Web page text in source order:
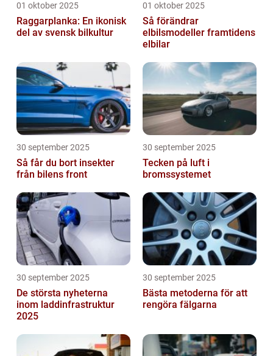
01 oktober 2025
Raggarplanka: En ikonisk
del av svensk bilkultur
01 oktober 2025
Så förändrar
elbilsmodeller framtidens
elbilar
30 september 2025
Så får du bort insekter
från bilens front
30 september 2025
Tecken på luft i
bromssystemet
30 september 2025
De största nyheterna
inom laddinfrastruktur
2025
30 september 2025
Bästa metoderna för att
rengöra fälgarna